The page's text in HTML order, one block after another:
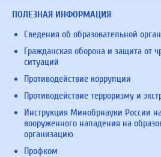
ПОЛЕЗНАЯ ИНФОРМАЦИЯ
Сведения об образовательной
Гражданская оборона и защита от
ситуаций
Противодействие коррупции
Противодействие терроризму и
Инструкция Минобрнауки России
вооруженного нападения на
организацию
Профком